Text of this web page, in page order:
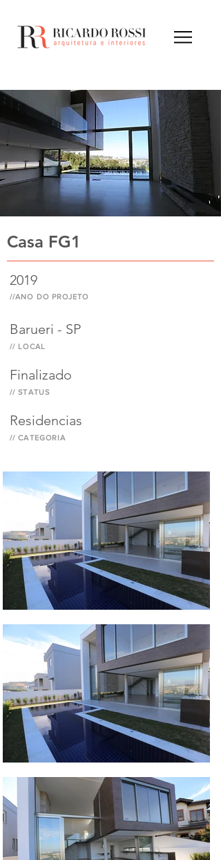
Casa FG1
2019
//ANO DO PROJETO
Barueri - SP
// LOCAL
Finalizado
// STATUS
Residencias
// CATEGORIA